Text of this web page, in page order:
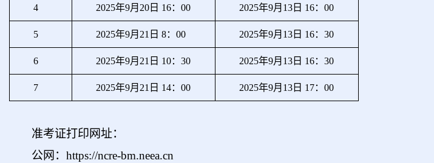
4 2025年9月20日 16：00 2025年9月13日 16：00
5 2025年9月21日 8：00 2025年9月13日 16：30
6 2025年9月21日 10：30 2025年9月13日 16：30
7 2025年9月21日 14：00 2025年9月13日 17：00
准考证打印网址：
公网：https://ncre-bm.neea.cn